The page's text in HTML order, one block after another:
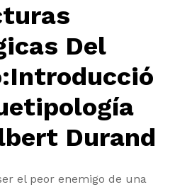
Del
Durand
el peor enemigo de una